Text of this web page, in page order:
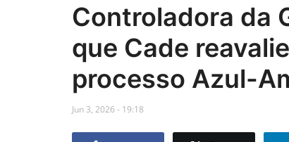
Controladora da
que Cade
processo Azul-
Jun 3, 2026 - 19:18